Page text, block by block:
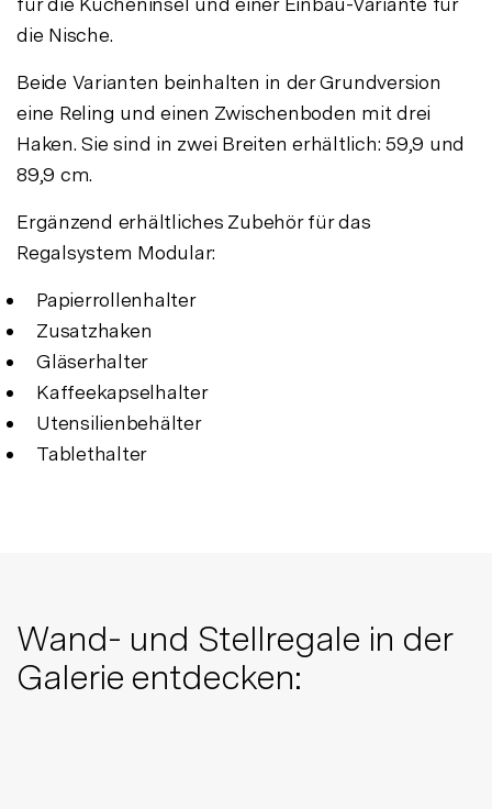
die Nische.
Beide Varianten beinhalten in der Grundversion
eine Reling und einen Zwischenboden mit drei
Haken. Sie sind in zwei Breiten erhältlich: 59,9 und
89,9 cm.
Ergänzend erhältliches Zubehör für das
Regalsystem Modular:
Papierrollenhalter
Zusatzhaken
Gläserhalter
Kaffeekapselhalter
Utensilienbehälter
Tablethalter
Wand- und Stellregale in der
Galerie entdecken: